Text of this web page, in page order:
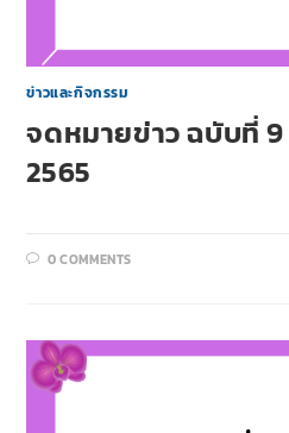
ข่าวและกิจกรรม
จดหมายข่าว ฉบับที่
2565
0 COMMENTS